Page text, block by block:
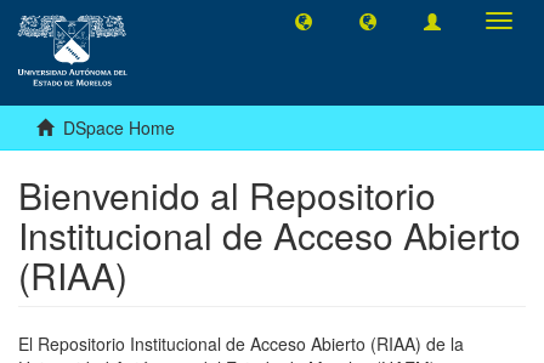
DSpace Home
Bienvenido al Repositorio
Institucional de Acceso Abierto
(RIAA)
El Repositorio Institucional de Acceso Abierto (RIAA) de la